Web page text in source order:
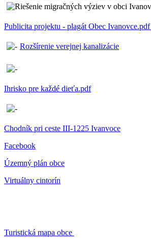
Publicita projektu - plagát Obec Ivanovce.pdf
Rozšírenie verejnej kanalizácie
Ihrisko pre každé dieťa.pdf
Chodník pri ceste III-1225 Ivanvoce
Facebook
Územný plán obce
Virtuálny cintorín
Turistická mapa obce